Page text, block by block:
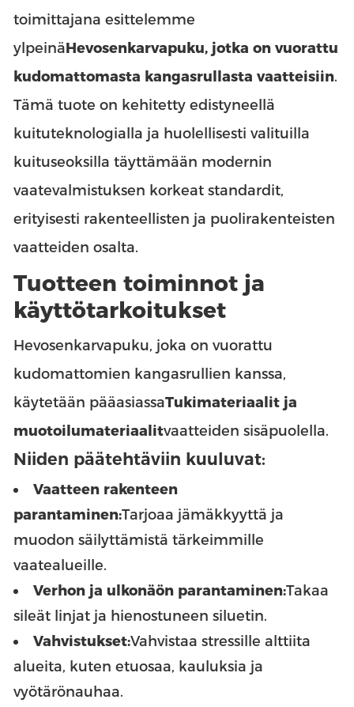
toimittajana esittelemme
ylpeinäHevosenkarvapuku, jotka on vuorattu
kudomattomasta kangasrullasta vaatteisiin.
Tämä tuote on kehitetty edistyneellä
kuituteknologialla ja huolellisesti valituilla
kuituseoksilla täyttämään modernin
vaatevalmistuksen korkeat standardit,
erityisesti rakenteellisten ja puolirakenteisten
vaatteiden osalta.
Tuotteen toiminnot ja
käyttötarkoitukset
Hevosenkarvapuku, joka on vuorattu
kudomattomien kangasrullien kanssa,
käytetään pääasiassaTukimateriaalit ja
muotoilumateriaalitvaatteiden sisäpuolella.
Niiden päätehtäviin kuuluvat:
Vaatteen rakenteen
parantaminen:Tarjoaa jämäkkyyttä ja
muodon säilyttämistä tärkeimmille
vaatealueille.
Verhon ja ulkonäön parantaminen:Takaa
sileät linjat ja hienostuneen siluetin.
Vahvistukset:Vahvistaa stressille alttiita
alueita, kuten etuosaa, kauluksia ja
vyötärönauhaa.